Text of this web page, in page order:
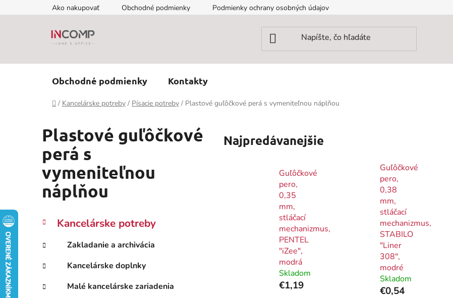
na
Ako nakupovať Obchodné podmienky Podmienky ochrany osobných údajov
Obchodné podmienky Kontakty
Domov
/ Kancelárske potreby / Písacie potreby / Plastové guľôčkové perá s vymeniteľnou náplňou
Plastové guľôčkové
perá s
vymeniteľnou
náplňou
B
č
ý
p
Preskočiť
kategórie
K
a
e
g
ó
r
Kancelárske potreby
Zakladanie a archivácia
Kancelárske doplnky
Malé kancelárske zariadenia
Najpredávanejšie
Guľôčkové
pero,
0,35
mm,
stláčací
mechanizmus,
PENTEL
"iZee",
modrá
Skladom
€1,19
Guľôčkové
pero,
0,38
mm,
stláčací
mechanizmus,
STABILO
"Liner
308",
modré
Skladom
€0,54